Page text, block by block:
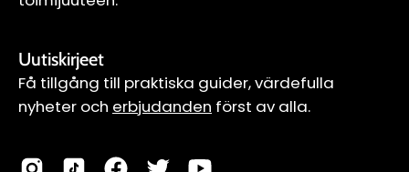
Uutiskirjeet
Få tillgång till praktiska guider, värdefulla
nyheter och erbjudanden först av alla.